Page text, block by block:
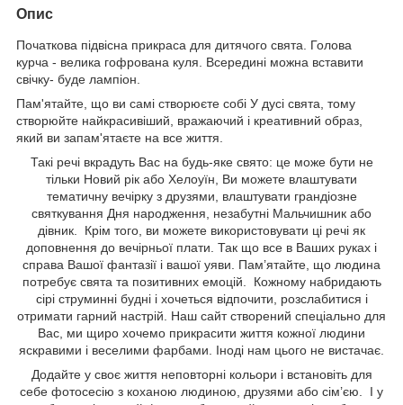
Опис
Початкова підвісна прикраса для дитячого свята. Голова
курча - велика гофрована куля. Всередині можна вставити
свічку- буде лампіон.
Пам'ятайте, що ви самі створюєте собі У дусі свята, тому
створюйте найкрасивіший, вражаючий і креативний образ,
який ви запам'ятаєте на все життя.
Такі речі вкрадуть Вас на будь-яке свято: це може бути не
тільки Новий рік або Хелоуїн, Ви можете влаштувати
тематичну вечірку з друзями, влаштувати грандіозне
святкування Дня народження, незабутні Мальчишник або
дівник. Крім того, ви можете використовувати ці речі як
доповнення до вечірньої плати. Так що все в Ваших руках і
справа Вашої фантазії і вашої уяви. Пам’ятайте, що людина
потребує свята та позитивних емоцій. Кожному набридають
сірі струминні будні і хочеться відпочити, розслабитися і
отримати гарний настрій. Наш сайт створений спеціально для
Вас, ми щиро хочемо прикрасити життя кожної людини
яскравими і веселими фарбами. Іноді нам цього не вистачає.
Додайте у своє життя неповторні кольори і встановіть для
себе фотосесію з коханою людиною, друзями або сім’єю. І у